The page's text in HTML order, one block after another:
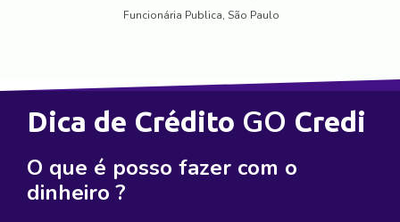
Funcionária Publica, São Paulo
Dica de Crédito GO Credi
O que é posso fazer com o
dinheiro ?